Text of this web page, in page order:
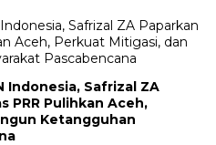
Indonesia, Safrizal ZA
PRR Pulihkan Aceh,
Ketangguhan